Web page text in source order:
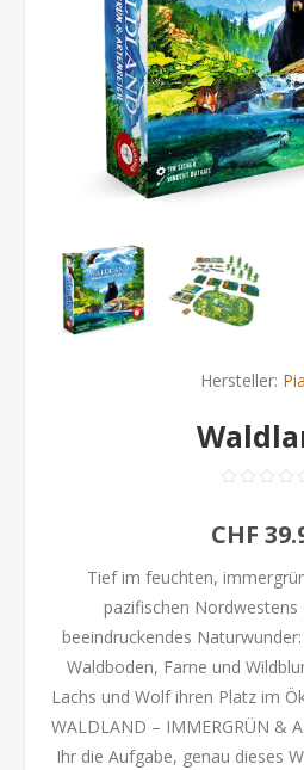
Hersteller:
CHF
Tief im feuchten,
pazifischen
beeindruckendes
Waldboden, Farne und
Lachs und Wolf ihren Platz im
WALDLAND – IMMERGRÜN &
Ihr die Aufgabe, genau dieses